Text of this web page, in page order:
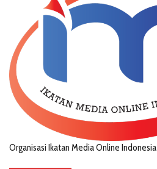
Organisasi Ikatan Media Online Indonesia